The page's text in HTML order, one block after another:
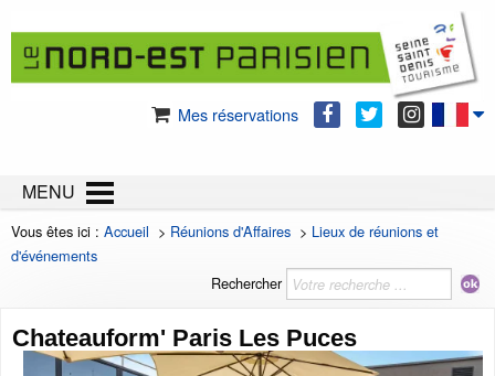
Mes réservations
MENU
Vous êtes ici : Accueil > Réunions d'Affaires > Lieux de réunions et
d'événements
Rechercher
Chateauform' Paris Les Puces